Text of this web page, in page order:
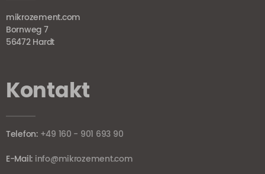
mikrozement.com
Bornweg 7
56472 Hardt
Kontakt
Telefon: +49 160 - 901 693 90
E-Mail: info@mikrozement.com